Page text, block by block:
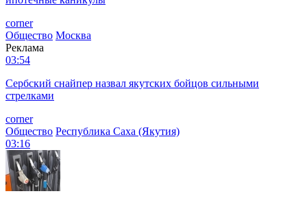
corner
Общество Москва
Реклама
03:54
Сербский снайпер назвал якутских бойцов сильными
стрелками
corner
Общество Республика Саха (Якутия)
03:16